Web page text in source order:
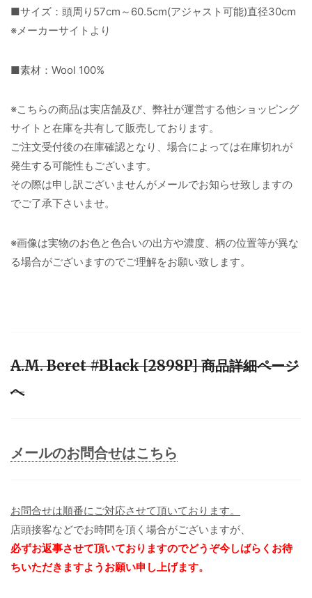
■サイズ：頭周り57cm～60.5cm(アジャスト可能)直径30cm
※メーカーサイトより
■素材：Wool 100%
※こちらの商品は実店舗及び、弊社が運営する他ショッピング
サイトと在庫を共有して販売しております。
ご注文受付後の在庫確認となり、場合によっては在庫切れが
発生する可能性もございます。
その際は申し訳ございませんがメールでお知らせ致しますの
でご了承下さいませ。
※画像は実物のお色と色合いの出方や濃度、柄の位置等が異な
る場合がございますのでご理解をお願い致します。
A.M. Beret #Black [2898P] 商品詳細ページ
へ
メールのお問合せはこちら
お問合せは順番にご対応させて頂いております。
店頭接客などでお時間を頂く場合がございますが、
必ずお返事させて頂いておりますのでどうぞ今しばらくお待
ちいただきますようお願い申し上げます。